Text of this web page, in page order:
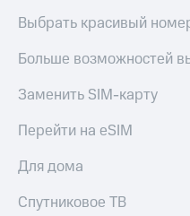
Выбрать красивый
Больше возможностей
Заменить SIM-карту
Перейти на eSIM
Для дома
Спутниковое ТВ